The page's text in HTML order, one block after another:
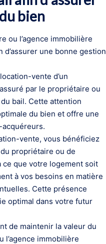
bien
ou l’agence immobilière
une bonne gestion
vente d’un
par le propriétaire ou
bail. Cette attention
du bien et offre une
acquéreurs.
vente, vous bénéficiez
propriétaire ou de
ce que votre logement soit
à vos besoins en matière
Cette présence
optimal dans votre futur
de maintenir la valeur du
l’agence immobilière